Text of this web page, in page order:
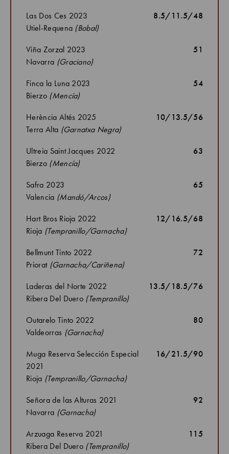
Las Dos Ces 2023
Utiel-Requena (Bobal)
8.5/11.5/48
Viña Zorzal 2023
Navarra (Graciano)
51
Finca la Luna 2023
Bierzo (Mencía)
54
Herència Altés 2025
Terra Alta (Garnatxa Negra)
10/13.5/56
Ultreia Saint Jacques 2022
Bierzo (Mencía)
63
Safra 2023
Valencia (Mandó/Arcos)
65
Hart Bros Rioja 2022
Rioja (Tempranillo/Garnacha)
12/16.5/68
Bellmunt Tinto 2022
Priorat (Garnacha/Cariñena)
72
Laderas del Norte 2022
Ribera Del Duero (Tempranillo)
13.5/18.5/76
Outarelo Tinto 2022
Valdeorras (Garnacha)
80
Muga Reserva Selección Especial
2021
Rioja (Tempranillo/Garnacha)
16/21.5/90
Señora de las Alturas 2021
Navarra (Garnacha)
92
Arzuaga Reserva 2021
Ribera Del Duero (Tempranillo)
115